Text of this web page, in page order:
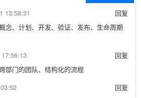
13:58:31
回复
念、计划、开发、验证、发布、生命周期
回复
部门的团队、结构化的流程
回复